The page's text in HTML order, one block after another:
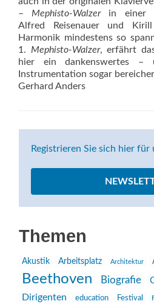
–Mephisto-Walzerin einer
Alfred Reisenauer und
Harmonik mindestens so
1. Mephisto-Walzer, erfährt
hier ein dankenswertes –
Instrumentation sogar
Gerhard Anders
Registrieren Sie sich hier
Themen
Akustik Arbeitsplatz Architektur
Beethoven Biografie
Dirigenten education Festival